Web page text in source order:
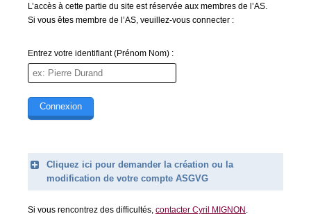
L’accès à cette partie du site est réservée aux membres de l’AS.
Si vous êtes membre de l’AS, veuillez-vous connecter :
Entrez votre identifiant (Prénom Nom) :
Cliquez ici pour demander la création ou la
modification de votre compte ASGVG
Si vous rencontrez des difficultés, contacter Cyril MIGNON.